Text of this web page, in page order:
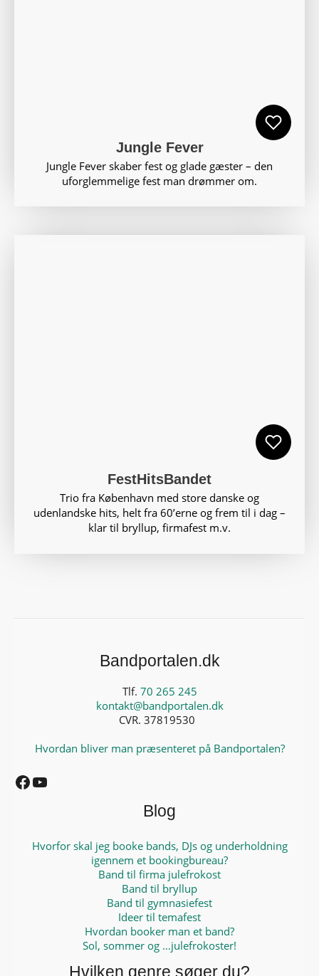
Jungle Fever
Jungle Fever skaber fest og glade gæster – den
uforglemmelige fest man drømmer om.
FestHitsBandet
Trio fra København med store danske og
udenlandske hits, helt fra 60’erne og frem til i dag –
klar til bryllup, firmafest m.v.
Bandportalen.dk
Tlf. 70 265 245
kontakt@bandportalen.dk
CVR. 37819530
Hvordan bliver man præsenteret på Bandportalen?
Facebook
Blog
Hvorfor skal jeg booke bands, DJs og underholdning
igennem et bookingbureau?
Band til firma julefrokost
Band til bryllup
Band til gymnasiefest
Ideer til temafest
Hvordan booker man et band?
Sol, sommer og …julefrokoster!
Hvilken genre søger du?